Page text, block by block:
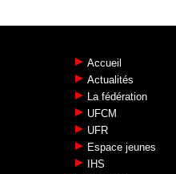
Accueil
Actualités
La fédération
UFCM
UFR
Espace jeunes
IHS